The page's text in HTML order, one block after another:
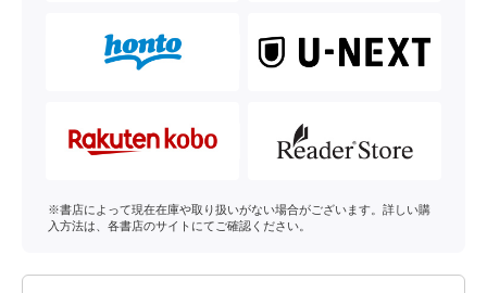
※書店によって現在在庫や取り扱いがない場合がございます。詳しい購
入方法は、各書店のサイトにてご確認ください。